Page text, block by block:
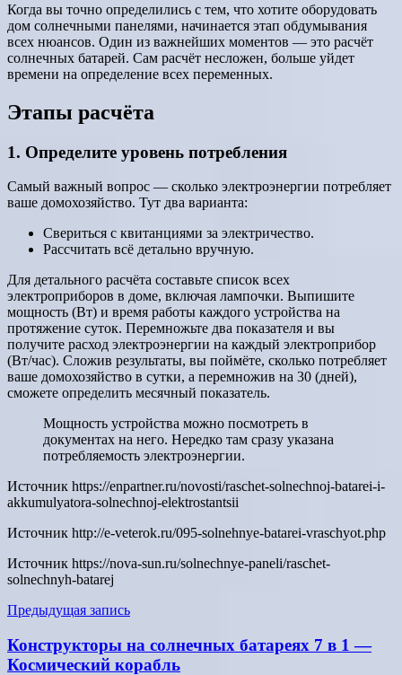
Когда вы точно определились с тем, что хотите оборудовать
дом солнечными панелями, начинается этап обдумывания
всех нюансов. Один из важнейших моментов — это расчёт
солнечных батарей. Сам расчёт несложен, больше уйдет
времени на определение всех переменных.
Этапы расчёта
1. Определите уровень потребления
Самый важный вопрос — сколько электроэнергии потребляет
ваше домохозяйство. Тут два варианта:
Свериться с квитанциями за электричество.
Рассчитать всё детально вручную.
Для детального расчёта составьте список всех
электроприборов в доме, включая лампочки. Выпишите
мощность (Вт) и время работы каждого устройства на
протяжение суток. Перемножьте два показателя и вы
получите расход электроэнергии на каждый электроприбор
(Вт/час). Сложив результаты, вы поймёте, сколько потребляет
ваше домохозяйство в сутки, а перемножив на 30 (дней),
сможете определить месячный показатель.
Мощность устройства можно посмотреть в
документах на него. Нередко там сразу указана
потребляемость электроэнергии.
Источник https://enpartner.ru/novosti/raschet-solnechnoj-batarei-i-
akkumulyatora-solnechnoj-elektrostantsii
Источник http://e-veterok.ru/095-solnehnye-batarei-vraschyot.php
Источник https://nova-sun.ru/solnechnye-paneli/raschet-
solnechnyh-batarej
Навигация
по
записям
Предыдущая запись
Конструкторы на солнечных батареях 7 в 1 —
Космический корабль